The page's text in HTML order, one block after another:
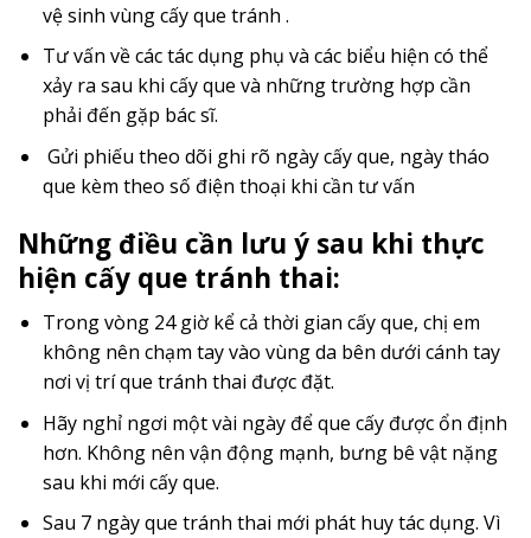
vệ sinh vùng cấy que tránh .
Tư vấn về các tác dụng phụ và các biểu hiện có thể
xảy ra sau khi cấy que và những trường hợp cần
phải đến gặp bác sĩ.
Gửi phiếu theo dõi ghi rõ ngày cấy que, ngày tháo
que kèm theo số điện thoại khi cần tư vấn
Những điều cần lưu ý sau khi thực
hiện cấy que tránh thai:
Trong vòng 24 giờ kể cả thời gian cấy que, chị em
không nên chạm tay vào vùng da bên dưới cánh tay
nơi vị trí que tránh thai được đặt.
Hãy nghỉ ngơi một vài ngày để que cấy được ổn định
hơn. Không nên vận động mạnh, bưng bê vật nặng
sau khi mới cấy que.
Sau 7 ngày que tránh thai mới phát huy tác dụng. Vì